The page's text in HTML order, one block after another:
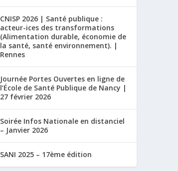
CNISP 2026 | Santé publique :
acteur-ices des transformations
(Alimentation durable, économie de
la santé, santé environnement). |
Rennes
Journée Portes Ouvertes en ligne de
l’École de Santé Publique de Nancy |
27 février 2026
Soirée Infos Nationale en distanciel
– Janvier 2026
SANI 2025 – 17ème édition